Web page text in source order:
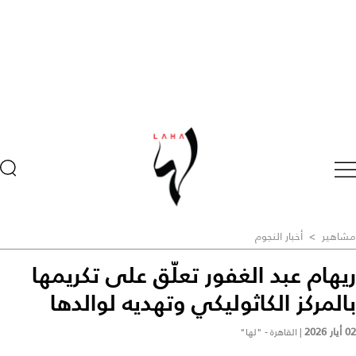
مشاهير > أخبار النجوم
ريهام عبد الغفور تعلّق على تكريمها
بالمركز الكاثوليكي وتهديه لوالدها
02 أيار 2026 | القاهرة - "لها"